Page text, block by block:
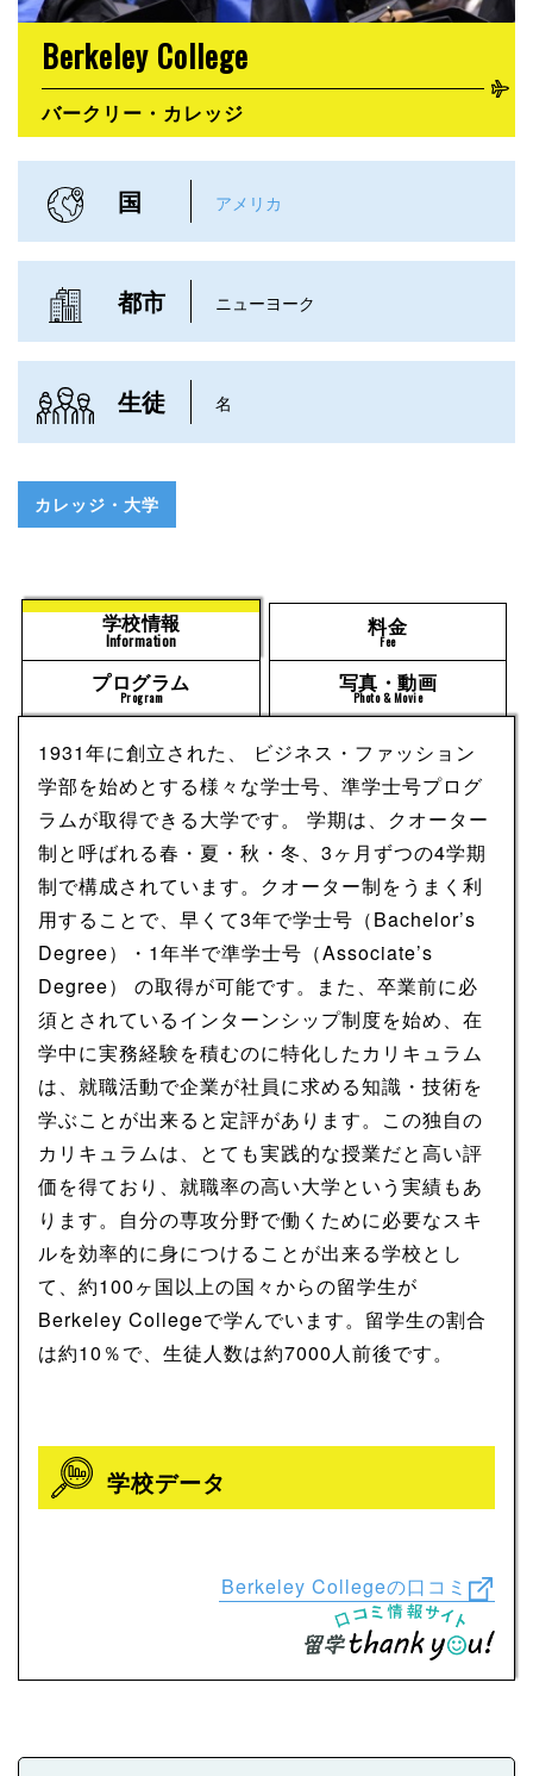
Berkeley College
バークリー・カレッジ
国 アメリカ
都市 ニューヨーク
生徒 名
カレッジ・大学
学校情報
Information
料金
Fee
プログラム
Program
写真・動画
Photo & Movie
1931年に創立された、 ビジネス・ファッション
学部を始めとする様々な学士号、準学士号プログ
ラムが取得できる大学です。 学期は、クオーター
制と呼ばれる春・夏・秋・冬、3ヶ月ずつの4学期
制で構成されています。クオーター制をうまく利
用することで、早くて3年で学士号（Bachelor’s
Degree）・1年半で準学士号（Associate’s
Degree） の取得が可能です。また、卒業前に必
須とされているインターンシップ制度を始め、在
学中に実務経験を積むのに特化したカリキュラム
は、就職活動で企業が社員に求める知識・技術を
学ぶことが出来ると定評があります。この独自の
カリキュラムは、とても実践的な授業だと高い評
価を得ており、就職率の高い大学という実績もあ
ります。自分の専攻分野で働くために必要なスキ
ルを効率的に身につけることが出来る学校とし
て、約100ヶ国以上の国々からの留学生が
Berkeley Collegeで学んでいます。留学生の割合
は約10％で、生徒人数は約7000人前後です。
学校データ
Berkeley Collegeの口コミ